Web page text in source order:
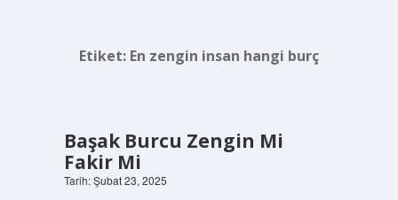
Etiket: En zengin insan hangi burç
Başak Burcu Zengin Mi
Fakir Mi
Tarih: Şubat 23, 2025